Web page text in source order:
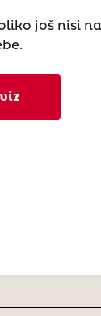
još nisi